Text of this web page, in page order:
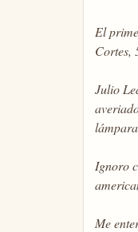
El
Cortes,
Julio
Ignoro
Me